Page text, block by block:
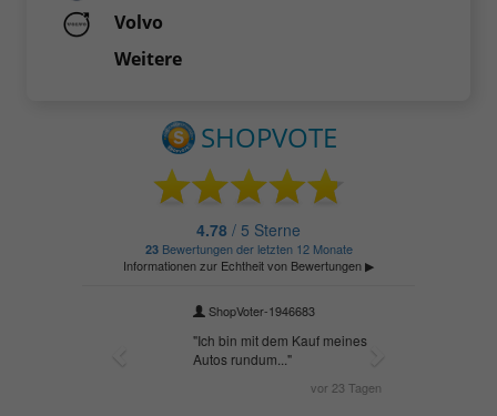
Volvo
Weitere